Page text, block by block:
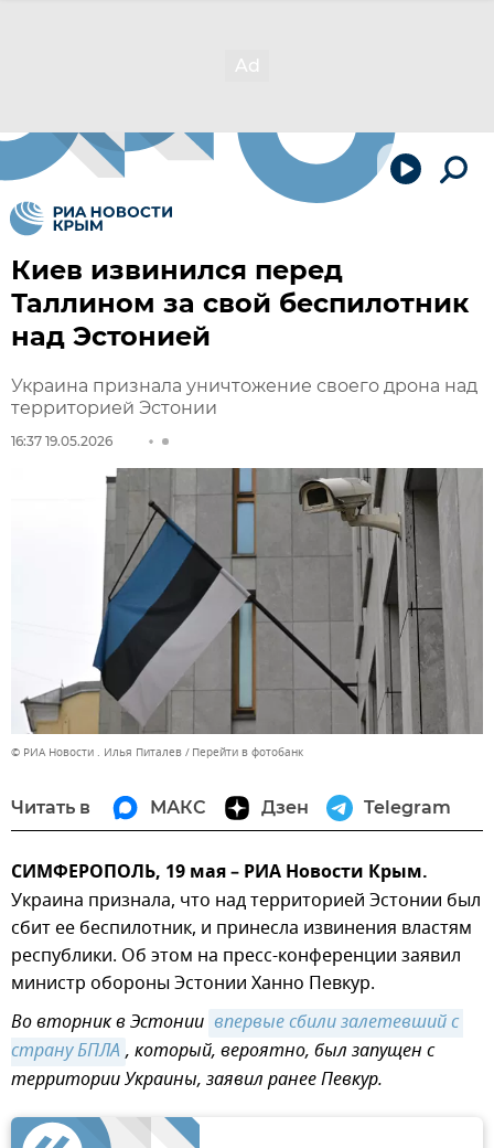
Киев извинился перед
Таллином за свой беспилотник
над Эстонией
Украина признала уничтожение своего дрона над
территорией Эстонии
16:37 19.05.2026
© РИА Новости . Илья Питалев Перейти в фотобанк
Читать в МАКС Дзен Telegram
СИМФЕРОПОЛЬ, 19 мая – РИА Новости Крым.
Украина признала, что над территорией Эстонии был
сбит ее беспилотник, и принесла извинения властям
республики. Об этом на пресс-конференции заявил
министр обороны Эстонии Ханно Певкур.
Во вторник в Эстонии впервые сбили залетевший с
страну БПЛА , который, вероятно, был запущен с
территории Украины, заявил ранее Певкур.